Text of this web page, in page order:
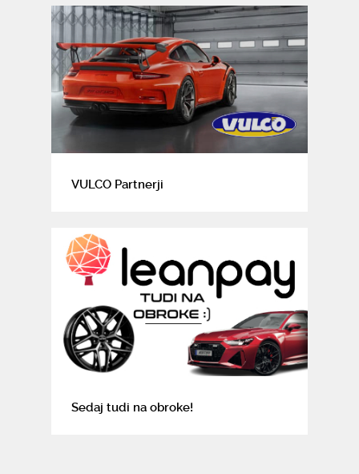
VULCO Partnerji
Sedaj tudi na obroke!